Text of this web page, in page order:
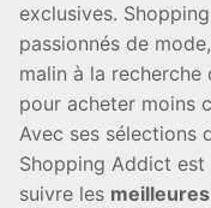
exclusives.
passionnés de
malin à la
pour acheter moins
Avec ses sélections
Shopping Addict
suivre les